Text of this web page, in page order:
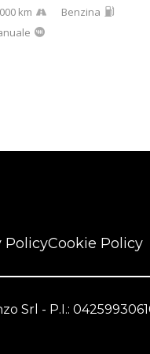
km
Benzina
PolicyCookie Policy
Srl - P.I.: